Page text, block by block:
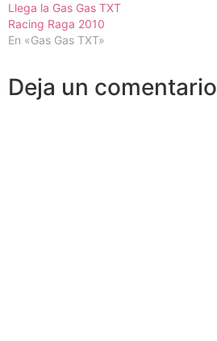
Llega la Gas Gas TXT
Racing Raga 2010
En «Gas Gas TXT»
Deja un comentario